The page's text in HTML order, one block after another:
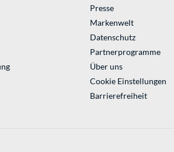
Presse
Markenwelt
Datenschutz
Partnerprogramme
Über uns
Cookie Einstellungen
Barrierefreiheit